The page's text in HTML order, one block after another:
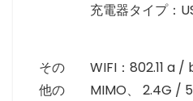
充電器タイプ：
その
他の
WIFI：802.11 a
MIMO、 2.4G /